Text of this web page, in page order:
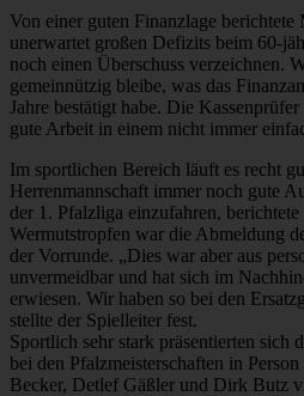
Von einer guten Finanzlage berichtete
unerwartet großen Defizits beim 60-
noch einen Überschuss verzeichnen.
gemeinnützig bleibe, was das
Jahre bestätigt habe. Die
gute Arbeit in einem nicht immer
Im sportlichen Bereich läuft es recht
Herrenmannschaft immer noch gute
der 1. Pfalzliga einzufahren,
Wermutstropfen war die Abmeldung
der Vorrunde. „Dies war aber aus
unvermeidbar und hat sich im
erwiesen. Wir haben so bei den
stellte der Spielleiter fest.
Sportlich sehr stark präsentierten sich
bei den Pfalzmeisterschaften in
Becker, Detlef Gäßler und Dirk Butz